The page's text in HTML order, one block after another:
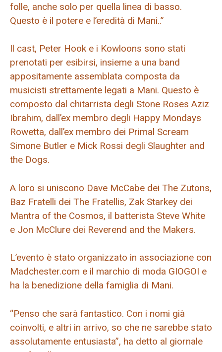
folle, anche solo per quella linea di basso.
Questo è il potere e l’eredità di Mani..”
Il cast, Peter Hook e i Kowloons sono stati
prenotati per esibirsi, insieme a una band
appositamente assemblata composta da
musicisti strettamente legati a Mani. Questo è
composto dal chitarrista degli Stone Roses Aziz
Ibrahim, dall’ex membro degli Happy Mondays
Rowetta, dall’ex membro dei Primal Scream
Simone Butler e Mick Rossi degli Slaughter and
the Dogs.
A loro si uniscono Dave McCabe dei The Zutons,
Baz Fratelli dei The Fratellis, Zak Starkey dei
Mantra of the Cosmos, il batterista Steve White
e Jon McClure dei Reverend and the Makers.
L’evento è stato organizzato in associazione con
Madchester.com e il marchio di moda GIOGOI e
ha la benedizione della famiglia di Mani.
“Penso che sarà fantastico. Con i nomi già
coinvolti, e altri in arrivo, so che ne sarebbe stato
assolutamente entusiasta”, ha detto al giornale